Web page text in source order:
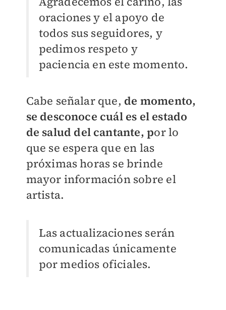
oraciones y el apoyo de
todos sus seguidores, y
pedimos respeto y
paciencia en este momento.
Cabe señalar que, de momento,
se desconoce cuál es el estado
de salud del cantante, por lo
que se espera que en las
próximas horas se brinde
mayor información sobre el
artista.
Las actualizaciones serán
comunicadas únicamente
por medios oficiales.